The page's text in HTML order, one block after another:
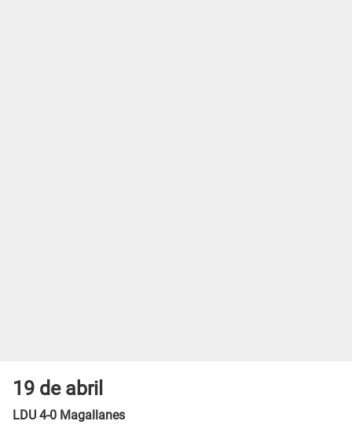
19 de abril
LDU 4-0 Magallanes